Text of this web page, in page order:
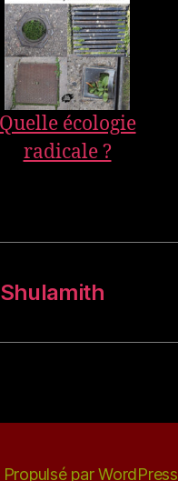
Quelle écologie
radicale ?
Shulamith
Propulsé par WordPress